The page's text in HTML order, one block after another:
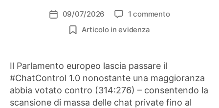
Data
dell'articolo
09/07/2026 1 commentosu
via
libera
a
Articolo in evidenza
Il Parlamento europeo lascia passare il
#ChatControl 1.0 nonostante una maggioranza
abbia votato contro (314:276) – consentendo la
scansione di massa delle chat private fino al